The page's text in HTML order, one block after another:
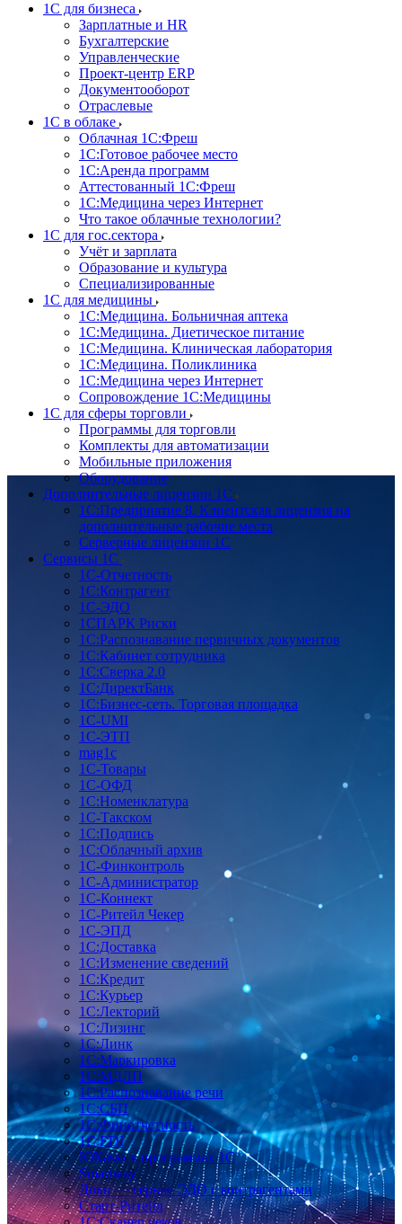
1С для бизнеса
Зарплатные и HR
Бухгалтерские
Управленческие
Проект-центр ERP
Документооборот
Отраслевые
1C в облаке
Облачная 1С:Фреш
1С:Готовое рабочее место
1C:Аренда программ
Аттестованный 1С:Фреш
1С:Медицина через Интернет
Что такое облачные технологии?
1С для гос.сектора
Учёт и зарплата
Образование и культура
Специализированные
1С для медицины
1С:Медицина. Больничная аптека
1С:Медицина. Диетическое питание
1С:Медицина. Клиническая лаборатория
1С:Медицина. Поликлиника
1С:Медицина через Интернет
Сопровождение 1С:Медицины
1С для сферы торговли
Программы для торговли
Комплекты для автоматизации
Мобильные приложения
Оборудование
Дополнительные лицензии 1С
1С:Предприятие 8. Клиентская лицензия на
дополнительные рабочие места
Серверные лицензии 1С
Сервисы 1С
1С-Отчетность
1С:Контрагент
1С-ЭДО
1СПАРК Риски
1С:Распознавание первичных документов
1С:Кабинет сотрудника
1С:Сверка 2.0
1С:ДиректБанк
1С:Бизнес-сеть. Торговая площадка
1С-UMI
1С-ЭТП
mag1c
1С-Товары
1С-ОФД
1С:Номенклатура
1С-Такском
1С:Подпись
1С:Облачный архив
1С-Финконтроль
1С-Администратор
1С-Коннект
1С-Ритейл Чекер
1С-ЭПД
1С:Доставка
1С:Изменение сведений
1С:Кредит
1С:Курьер
1С:Лекторий
1С:Лизинг
1С:Линк
1С:Маркировка
1С:МДЛП
1С:Распознавание речи
1С:СБП
1С:Финотчетность
1С:EDI
ЮКаssа в программах 1С
Smartway
Доки — сервис ЭДО с контрагентами
Старт-Ритейл